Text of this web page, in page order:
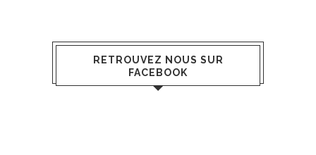
RETROUVEZ NOUS SUR
FACEBOOK